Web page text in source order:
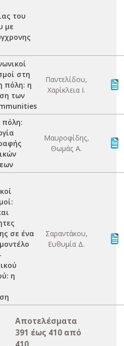
του
με
στη
πόλη: η
των
Παντελίδου,
Χαρίκλεια Ι.
Μαυροφίδης,
Θωμάς Α.
σε ένα
η
Σαραντάκου,
Ευθυμία Δ.
Αποτελέσματα
391 έως 410 από